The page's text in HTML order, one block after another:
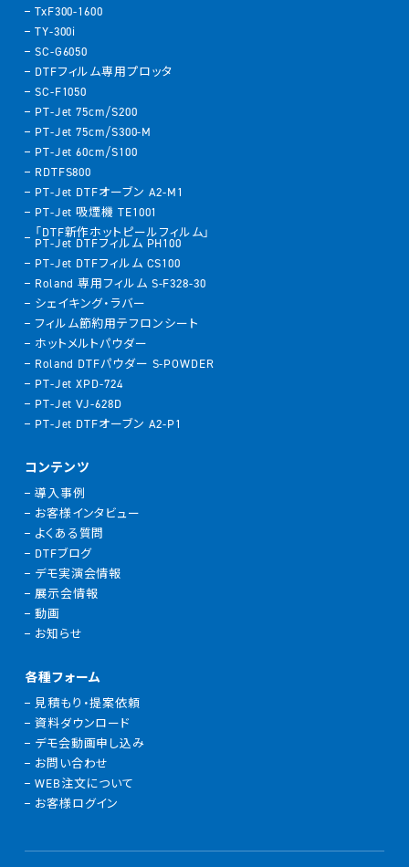
TxF300-1600
TY-300i
SC-G6050
DTFフィルム専用プロッタ
SC-F1050
PT-Jet 75cm/S200
PT-Jet 75cm/S300-M
PT-Jet 60cm/S100
RDTFS800
PT-Jet DTFオーブン A2-M1
PT-Jet 吸煙機 TE1001
「DTF新作ホットピールフィルム」
PT-Jet DTFフィルム PH100
PT-Jet DTFフィルム CS100
Roland 専用フィルム S-F328-30
シェイキング・ラバー
フィルム節約用テフロンシート
ホットメルトパウダー
Roland DTFパウダー S-POWDER
PT-Jet XPD-724
PT-Jet VJ-628D
PT-Jet DTFオーブン A2-P1
コンテンツ
導入事例
お客様インタビュー
よくある質問
DTFブログ
デモ実演会情報
展示会情報
動画
お知らせ
各種フォーム
見積もり・提案依頼
資料ダウンロード
デモ会動画申し込み
お問い合わせ
WEB注文について
お客様ログイン